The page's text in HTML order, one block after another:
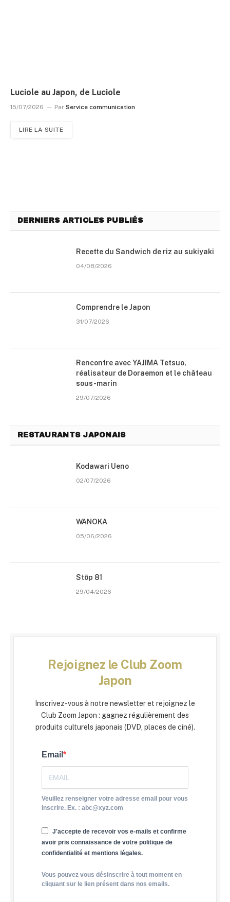
Luciole au Japon, de Luciole
15/07/2026 Par Service communication
LIRE LA SUITE
DERNIERS ARTICLES PUBLIÉS
Recette du Sandwich de riz au sukiyaki
04/08/2026
Comprendre le Japon
31/07/2026
Rencontre avec YAJIMA Tetsuo,
réalisateur de Doraemon et le château
sous-marin
29/07/2026
RESTAURANTS JAPONAIS
Kodawari Ueno
02/07/2026
WANOKA
05/06/2026
Stōp 81
29/04/2026
Rejoignez le Club Zoom
Japon
Inscrivez-vous à notre newsletter et rejoignez le
Club Zoom Japon : gagnez régulièrement des
produits culturels japonais (DVD, places de ciné).
Email
Veuillez renseigner votre adresse email pour vous
inscrire. Ex. : abc@xyz.com
J'accepte de recevoir vos e-mails et confirme
avoir pris connaissance de votre politique de
confidentialité et mentions légales.
Vous pouvez vous désinscrire à tout moment en
cliquant sur le lien présent dans nos emails.